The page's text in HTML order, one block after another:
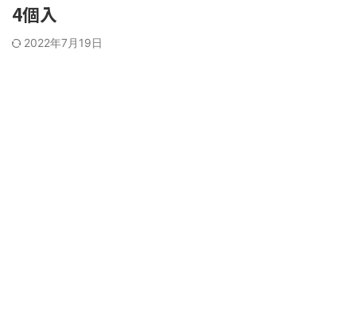
4個入
2022年7月19日